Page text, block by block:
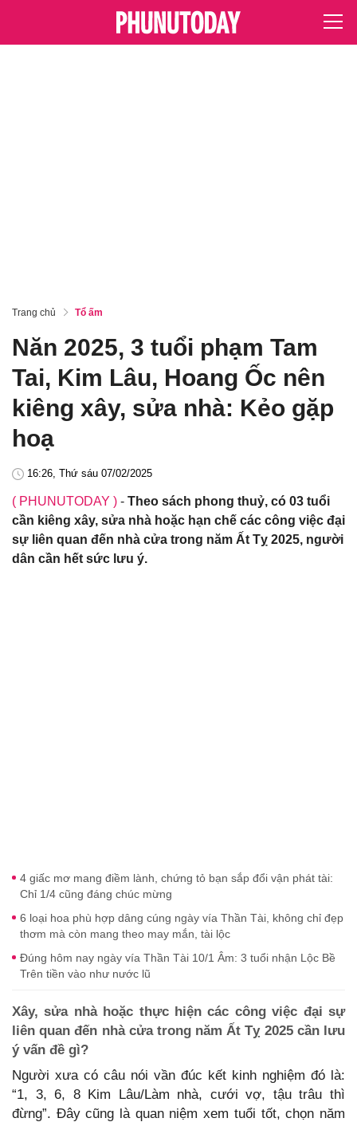
Trang chủ Tổ ấm
Năn 2025, 3 tuổi phạm Tam
Tai, Kim Lâu, Hoang Ốc nên
kiêng xây, sửa nhà: Kẻo gặp
hoạ
16:26, Thứ sáu 07/02/2025
( PHUNUTODAY ) - Theo sách phong thuỷ, có 03 tuổi
cần kiêng xây, sửa nhà hoặc hạn chế các công việc đại
sự liên quan đến nhà cửa trong năm Ất Tỵ 2025, người
dân cần hết sức lưu ý.
4 giấc mơ mang điềm lành, chứng tỏ bạn sắp đổi vận phát tài:
Chỉ 1/4 cũng đáng chúc mừng
6 loại hoa phù hợp dâng cúng ngày vía Thần Tài, không chỉ đẹp
thơm mà còn mang theo may mắn, tài lộc
Đúng hôm nay ngày vía Thần Tài 10/1 Âm: 3 tuổi nhận Lộc Bề
Trên tiền vào như nước lũ
Xây, sửa nhà hoặc thực hiện các công việc đại sự
liên quan đến nhà cửa trong năm Ất Tỵ 2025 cần lưu
ý vấn đề gì?
Người xưa có câu nói vần đúc kết kinh nghiệm đó là:
“1, 3, 6, 8 Kim Lâu/Làm nhà, cưới vợ, tậu trâu thì
đừng”. Đây cũng là quan niệm xem tuổi tốt, chọn năm